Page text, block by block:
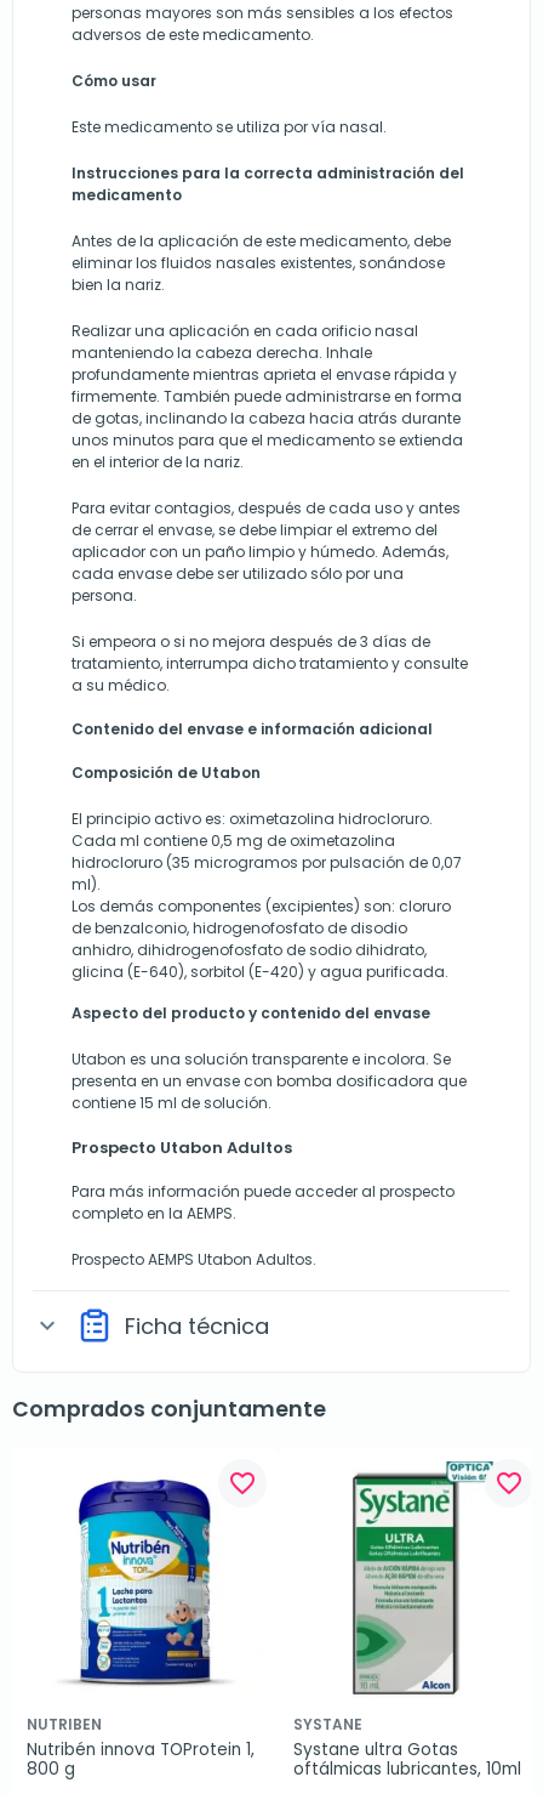
personas mayores son más sensibles a los efectos
adversos de este medicamento.
Cómo usar
Este medicamento se utiliza por vía nasal.
Instrucciones para la correcta administración del
medicamento
Antes de la aplicación de este medicamento, debe
eliminar los fluidos nasales existentes, sonándose
bien la nariz.
Realizar una aplicación en cada orificio nasal
manteniendo la cabeza derecha. Inhale
profundamente mientras aprieta el envase rápida y
firmemente. También puede administrarse en forma
de gotas, inclinando la cabeza hacia atrás durante
unos minutos para que el medicamento se extienda
en el interior de la nariz.
Para evitar contagios, después de cada uso y antes
de cerrar el envase, se debe limpiar el extremo del
aplicador con un paño limpio y húmedo. Además,
cada envase debe ser utilizado sólo por una
persona.
Si empeora o si no mejora después de 3 días de
tratamiento, interrumpa dicho tratamiento y consulte
a su médico.
Contenido del envase e información adicional
Composición de Utabon
El principio activo es: oximetazolina hidrocloruro.
Cada ml contiene 0,5 mg de oximetazolina
hidrocloruro (35 microgramos por pulsación de 0,07
ml).
Los demás componentes (excipientes) son: cloruro
de benzalconio, hidrogenofosfato de disodio
anhidro, dihidrogenofosfato de sodio dihidrato,
glicina (E-640), sorbitol (E-420) y agua purificada.
Aspecto del producto y contenido del envase
Utabon es una solución transparente e incolora. Se
presenta en un envase con bomba dosificadora que
contiene 15 ml de solución.
Prospecto Utabon Adultos
Para más información puede acceder al prospecto
completo en la AEMPS.
Prospecto AEMPS Utabon Adultos.
expand_more Ficha técnica
Comprados conjuntamente
favorite_border
NUTRIBEN
Nutribén innova TOProtein 1,
800 g
favorite_border
SYSTANE
Systane ultra Gotas
oftálmicas lubricantes, 10ml